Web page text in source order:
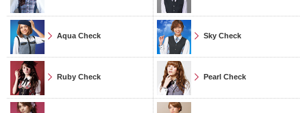
Aqua Check Sky Check
Ruby Check Pearl Check